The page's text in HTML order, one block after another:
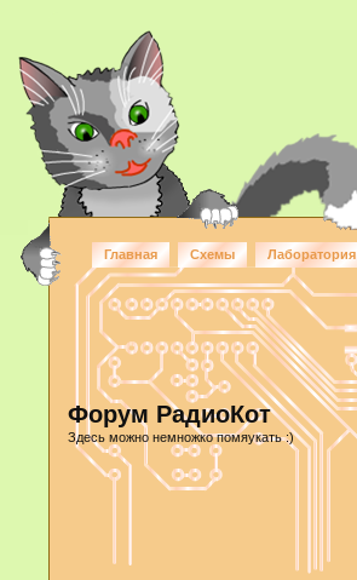
Главная Схемы Лаборатория
Форум РадиоКот
Здесь можно немножко помяукать :)